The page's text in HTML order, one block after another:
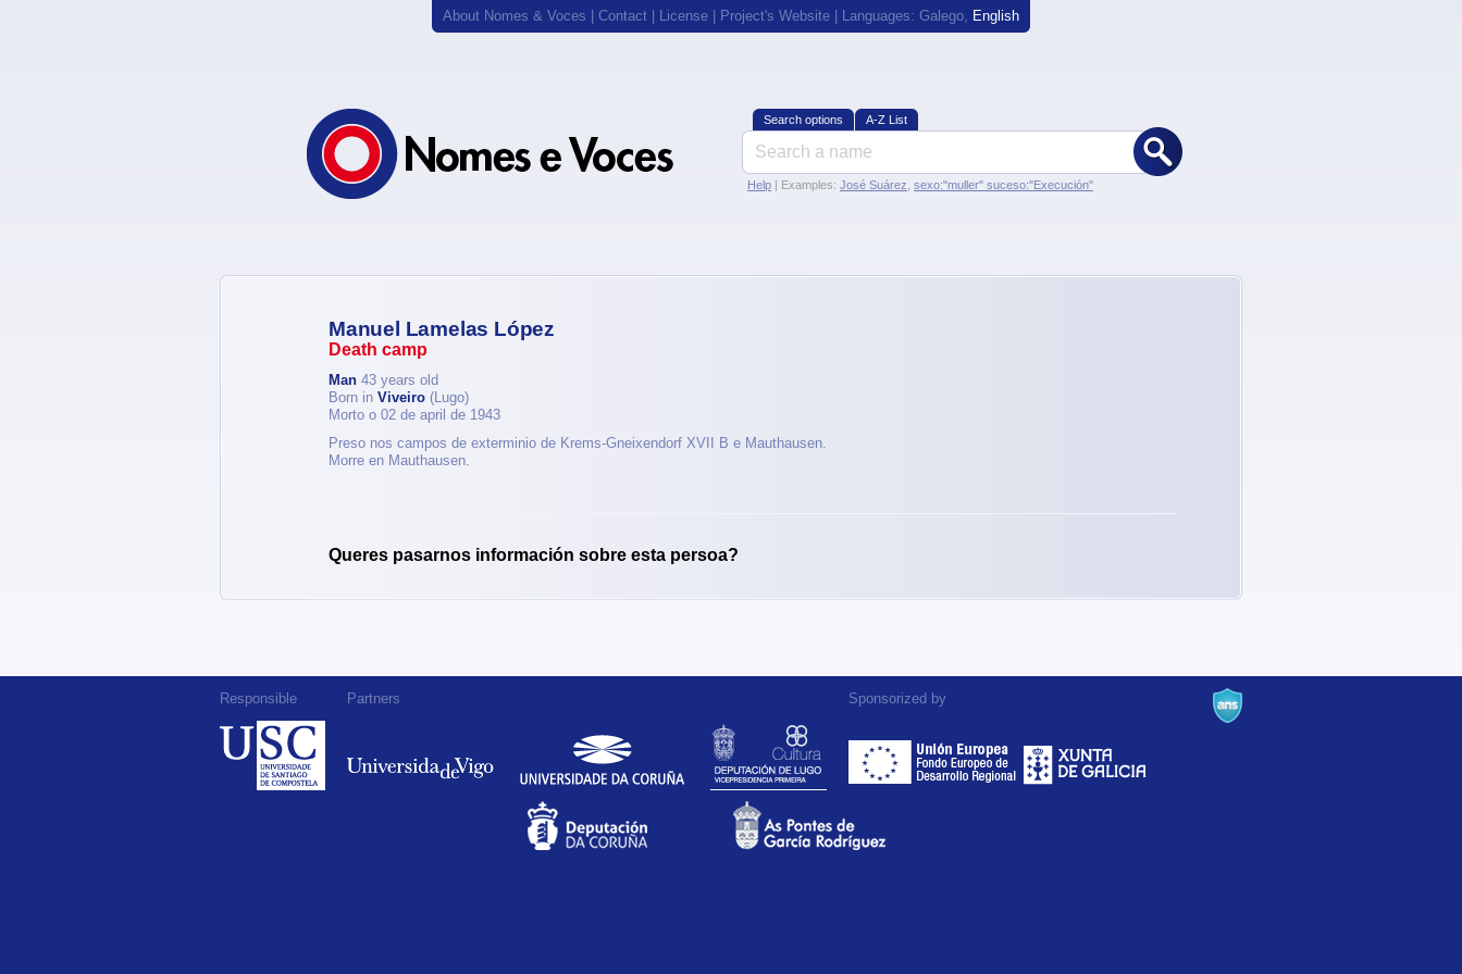
About Nomes & Voces Contact License Project's Website | Languages: Galego, English
Search options A-Z List
Help | Examples: José Suárez sexo:"muller" suceso:"Execución"
Manuel Lamelas López
Death camp
Man 43 years old
Born in Viveiro (Lugo)
Morto o 02 de april de 1943
Preso nos campos de exterminio de Krems-Gneixendorf XVII B e Mauthausen.
Morre en Mauthausen.
Queres pasarnos información sobre esta persoa?
Responsible Partners Sponsorized by